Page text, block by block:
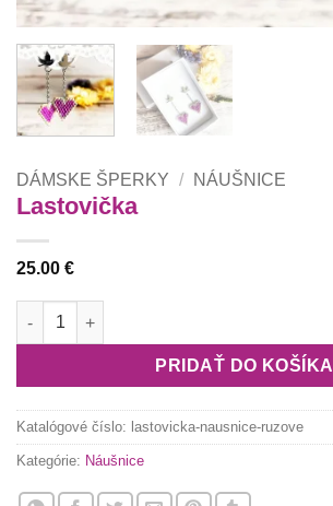
DÁMSKE ŠPERKY / NÁUŠNICE
Lastovička
25.00 €
množstvo Lastovička
PRIDAŤ DO KOŠÍKA
Katalógové číslo: lastovicka-nausnice-ruzove
Kategórie: Náušnice